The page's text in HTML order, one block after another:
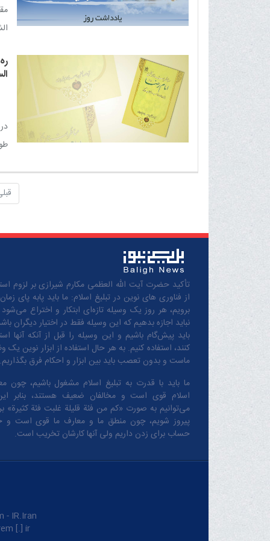
تأکید حضرت آیت الله العظمی مکارم شیرازی بر لزوم
از فناوری های نوین در تبلیغ اسلام: ما باید پابه پای
برویم، هر روز یک وسیله تازه‌ای ابتکار و اختراع
نباید اجازه بدهیم که این وسیله فقط در اختیار دیگران
باید پیش‌گام باشیم و این وسیله را قبل از آنکه آنها
کنند، استفاده کنیم. به هر حال استفاده از ابزار نوین یک
ماست و بدون تعصب باید بین ابزار و احکام فرق بگذاریم.
ما باید با قدرت به تبلیغ اسلام مشغول باشیم، چون
اسلام قوی است و مخالفان ضعیف هستند، بنابر
می‌توانیم به صورت «کم من فئة قلیلة غلبت فئة کثیرة» بر
پیروز شویم، چون منطق‌ ما و معارف ‌ما قوی است و
حساب برای زدن داریم ولی آنها کارشان تخریب است.
IR.Iran.
[.] ir